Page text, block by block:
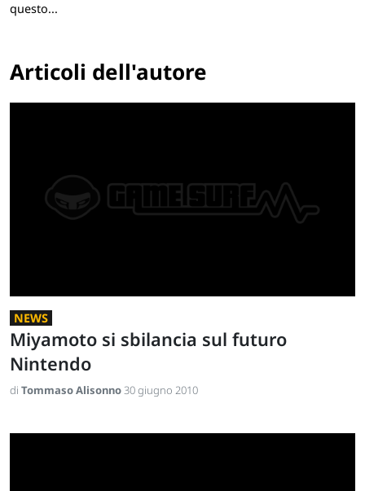
questo...
Articoli dell'autore
NEWS
Miyamoto si sbilancia sul futuro
Nintendo
di Tommaso Alisonno30 giugno 2010